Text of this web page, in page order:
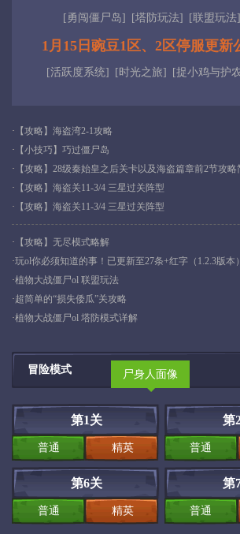
[勇闯僵尸岛] [塔防玩法] [联盟玩法]
1月15日豌豆1区、2区停服更新
[活跃度系统] [时光之旅] [捉小鸡与护
· 【攻略】海盗湾2-1攻略
· 【小技巧】巧过僵尸岛
· 【攻略】28级秦始皇之后关卡以及海盗篇章前2节攻略
· 【攻略】海盗关11-3/4 三星过关阵型
· 【攻略】海盗关11-3/4 三星过关阵型
· 【攻略】无尽模式略解
·玩ol你必须知道的事！已更新至27条+红字（1.2.3版本）
·植物大战僵尸ol 联盟玩法
·超简单的“损失倭瓜”关攻略
·植物大战僵尸ol 塔防模式详解
冒险模式 尸身人面像
第1关
普通 精英
第
普通
第6关
普通 精英
第
普通